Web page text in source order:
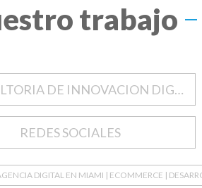
trabajo
CONSULTORIA DE INNOVACION DIGITAL
REDES SOCIALES
DIGITAL EN MIAMI | ECOMMERCE |